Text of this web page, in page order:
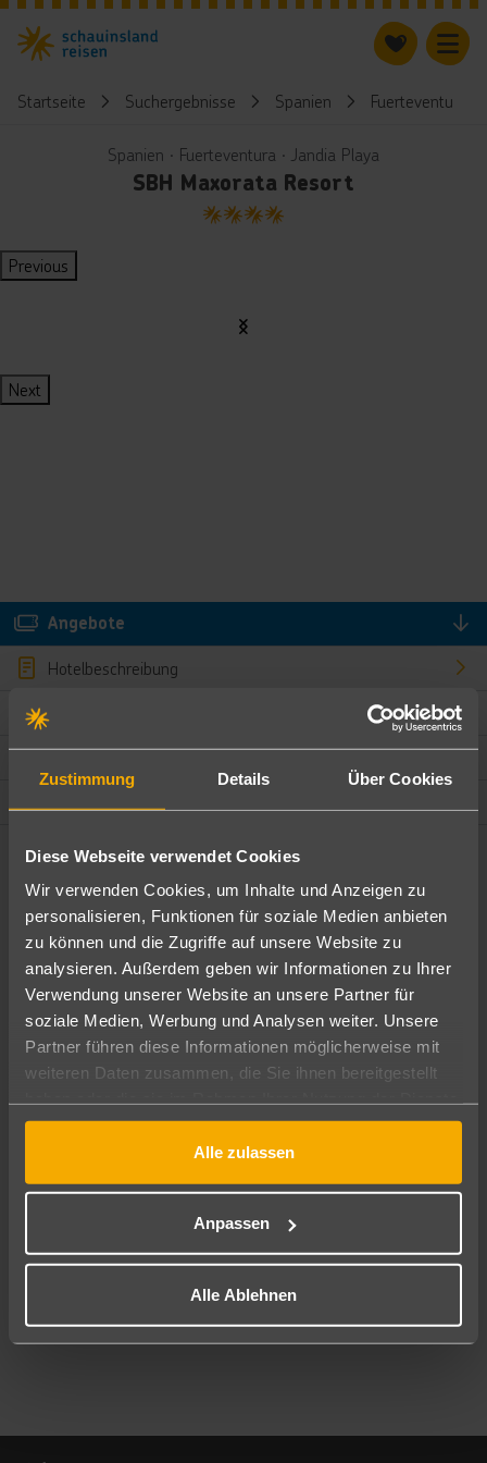
Zustimmung Details Über Cookies
Diese Webseite verwendet Cookies
Wir verwenden Cookies, um Inhalte und Anzeigen zu
personalisieren, Funktionen für soziale Medien anbieten
zu können und die Zugriffe auf unsere Website zu
analysieren. Außerdem geben wir Informationen zu Ihrer
Verwendung unserer Website an unsere Partner für
soziale Medien, Werbung und Analysen weiter. Unsere
Partner führen diese Informationen möglicherweise mit
weiteren Daten zusammen, die Sie ihnen bereitgestellt
gesammelt haben.
Alle zulassen
Anpassen
Alle Ablehnen
Startseite Suchergebnisse Spanien Fuerteventura
Spanien ∙ Fuerteventura ∙ Jandia Playa
SBH Maxorata Resort
4
Previous
Next
Angebote
Hotelbeschreibung
Bewertungen
Ändere die Kriterien nach deinen Wünschen
Pauschal Nur Hotel
Abflughafen
Alle Abflughäfen
10.08.26–08.08.27 7-21 Nächte
Mehr Filter anzeigen